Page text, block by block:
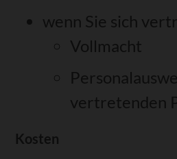
wenn Sie sich
Vollmacht
vertretenden
Kosten